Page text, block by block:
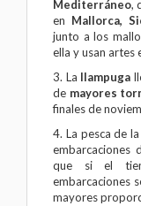
Mediterráneo,
en Mallorca,
junto a los
ella y usan artes
3. La llampuga
de mayores
finales de
4. La pesca de la
embarcaciones
que si el
embarcaciones
mayores